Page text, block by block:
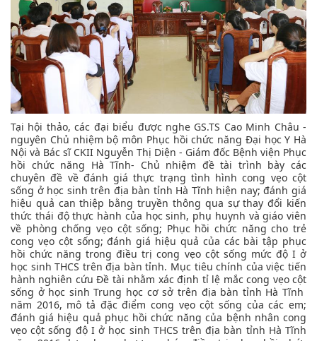
Tại hội thảo, các đại biểu được nghe GS.TS Cao Minh Châu -
nguyên Chủ nhiệm bộ môn Phục hồi chức năng Đại học Y Hà
Nội và Bác sĩ CKII Nguyễn Thị Diện - Giám đốc Bệnh viện Phục
hồi chức năng Hà Tĩnh- Chủ nhiệm đề tài trình bày các
chuyên đề về đánh giá thực trạng tình hình cong vẹo cột
sống ở học sinh trên địa bàn tỉnh Hà Tĩnh hiện nay; đánh giá
hiệu quả can thiệp bằng truyền thông qua sự thay đổi kiến
thức thái độ thực hành của học sinh, phụ huynh và giáo viên
về phòng chống vẹo cột sống; Phục hồi chức năng cho trẻ
cong vẹo cột sống; đánh giá hiệu quả của các bài tập phục
hồi chức năng trong điều trị cong vẹo cột sống mức độ I ở
học sinh THCS trên địa bàn tỉnh. Mục tiêu chính của việc tiến
hành nghiên cứu Đề tài nhằm xác định tỉ lệ mắc cong vẹo cột
sống ở học sinh Trung học cơ sở trên địa bàn tỉnh Hà Tĩnh
năm 2016, mô tả đặc điểm cong vẹo cột sống của các em;
đánh giá hiệu quả phục hồi chức năng của bệnh nhân cong
vẹo cột sống độ I ở học sinh THCS trên địa bàn tỉnh Hà Tĩnh